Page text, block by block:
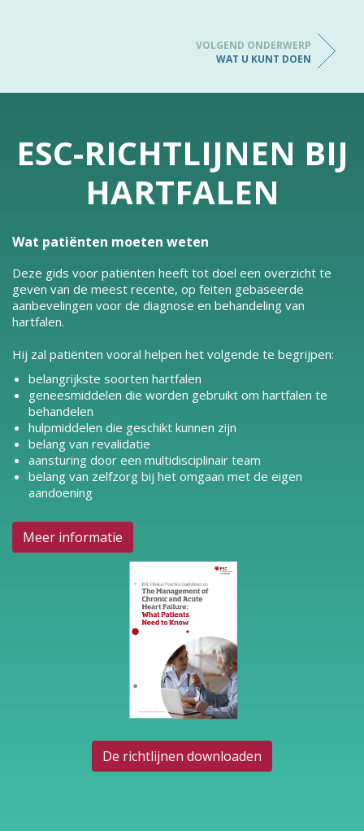
VOLGEND ONDERWERP
WAT U KUNT DOEN
ESC-RICHTLIJNEN BIJ
HARTFALEN
Wat patiënten moeten weten
Deze gids voor patiënten heeft tot doel een overzicht te
geven van de meest recente, op feiten gebaseerde
aanbevelingen voor de diagnose en behandeling van
hartfalen.
Hij zal patiënten vooral helpen het volgende te begrijpen:
belangrijkste soorten hartfalen
geneesmiddelen die worden gebruikt om hartfalen te
behandelen
hulpmiddelen die geschikt kunnen zijn
belang van revalidatie
aansturing door een multidisciplinair team
belang van zelfzorg bij het omgaan met de eigen
aandoening
Meer informatie
De richtlijnen downloaden